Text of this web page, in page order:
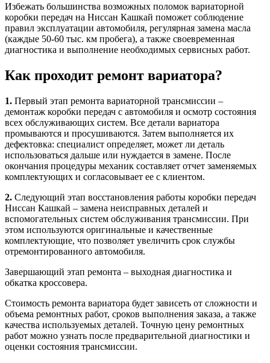
Избежать большинства возможных поломок вариаторной
коробки передач на Ниссан Кашкай поможет соблюдение
правил эксплуатации автомобиля, регулярная замена масла
(каждые 50-60 тыс. км пробега), а также своевременная
диагностика и выполнение необходимых сервисных работ.
Как проходит ремонт вариатора?
1. Первый этап ремонта вариаторной трансмиссии –
демонтаж коробки передач с автомобиля и осмотр состояния
всех обслуживающих систем. Все детали вариатора
промываются и просушиваются. Затем выполняется их
дефектовка: специалист определяет, может ли деталь
использоваться дальше или нуждается в замене. После
окончания процедуры механик составляет отчет заменяемых
комплектующих и согласовывает ее с клиентом.
2. Следующий этап восстановления работы коробки передач
Ниссан Кашкай – замена неисправных деталей и
вспомогательных систем обслуживания трансмиссии. При
этом используются оригинальные и качественные
комплектующие, что позволяет увеличить срок службы
отремонтированного автомобиля.
Завершающий этап ремонта – выходная диагностика и
обкатка кроссовера.
Стоимость ремонта вариатора будет зависеть от сложности и
объема ремонтных работ, сроков выполнения заказа, а также
качества используемых деталей. Точную цену ремонтных
работ можно узнать после предварительной диагностики и
оценки состояния трансмиссии.